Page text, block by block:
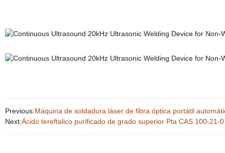
Previous:Máquina de soldadura láser de fibra óptica portátil
Next:Ácido tereftalico purificado de grado superior Pta CAS 100-21-